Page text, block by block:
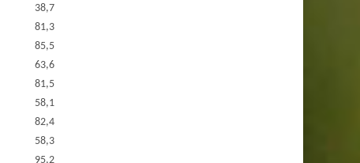
38,7
81,3
85,5
63,6
81,5
58,1
82,4
58,3
95,2